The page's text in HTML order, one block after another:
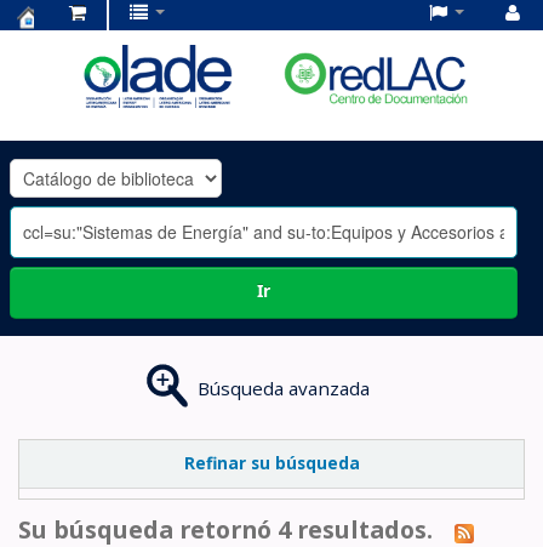
OLADE
-
Ir
Búsqueda avanzada
Refinar su búsqueda
Su búsqueda retornó 4 resultados.